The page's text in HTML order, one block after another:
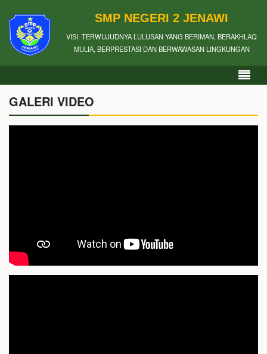
SMP NEGERI 2 JENAWI
VISI: TERWUJUDNYA LULUSAN YANG BERIMAN, BERAKHLAQ
MULIA, BERPRESTASI DAN BERWAWASAN LINGKUNGAN
GALERI VIDEO